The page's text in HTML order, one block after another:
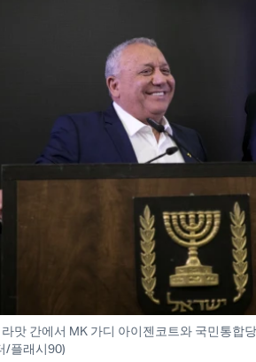
맛 간에서 MK 가디 아이젠코트와 국민통합
/플래시90)